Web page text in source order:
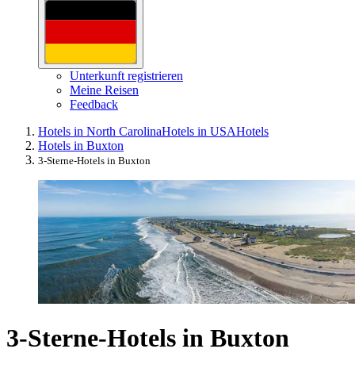
Unterkunft registrieren
Meine Reisen
Feedback
Hotels in North CarolinaHotels in USAHotels
Hotels in Buxton
3-Sterne-Hotels in Buxton
3-Sterne-Hotels in Buxton